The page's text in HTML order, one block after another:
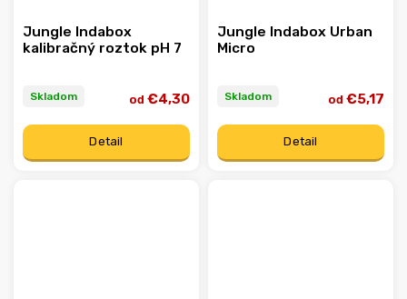
Jungle Indabox
kalibračný roztok pH 7
Skladom od €4,30
Detail
Jungle Indabox Urban
Micro
Skladom od €5,17
Detail